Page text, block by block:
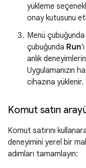
yükleme
onay kutusunu
Menü çubuğunda
çubuğunda Run'ı
anlık
Uygulamanızın
cihazına yüklenir.
Komut satırı
Komut satırını
deneyimini yerel bir
adımları tamamlayın: